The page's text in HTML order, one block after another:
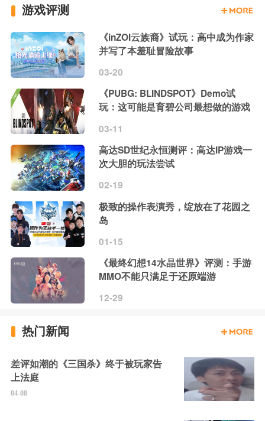
游戏评测
《inZOI云族裔》试玩：高中成为作家
并写了本羞耻冒险故事
03-20
《PUBG: BLINDSPOT》Demo试
玩：这可能是育碧公司最想做的游戏
03-11
高达SD世纪永恒测评：高达IP游戏一
次大胆的玩法尝试
02-19
极致的操作表演秀，绽放在了花园之
岛
01-15
《最终幻想14水晶世界》评测：手游
MMO不能只满足于还原端游
12-29
热门新闻
差评如潮的《三国杀》终于被玩家告
上法庭
04-08